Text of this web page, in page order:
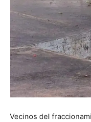
Vecinos del